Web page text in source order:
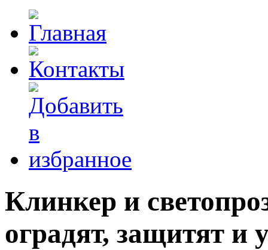
Клинкер и
оградят, защитят и